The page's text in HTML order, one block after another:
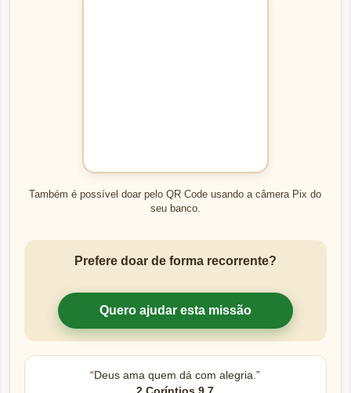
Também é possível doar pelo QR Code usando a câmera Pix do
seu banco.
Prefere doar de forma recorrente?
Quero ajudar esta missão
“Deus ama quem dá com alegria.”